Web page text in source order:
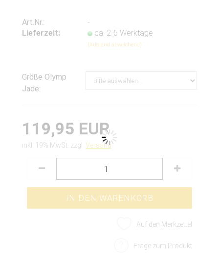
Art.Nr.:
-
Lieferzeit:
ca. 2-5 Werktage
(Ausland abweichend)
Größe Olymp
Jade:
119,95 EUR
inkl. 19% MwSt. zzgl. Versand
Auf den Merkzettel
Frage zum Produkt